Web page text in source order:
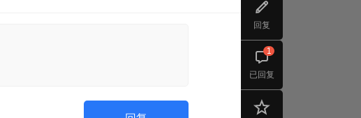
回复
已回复
1